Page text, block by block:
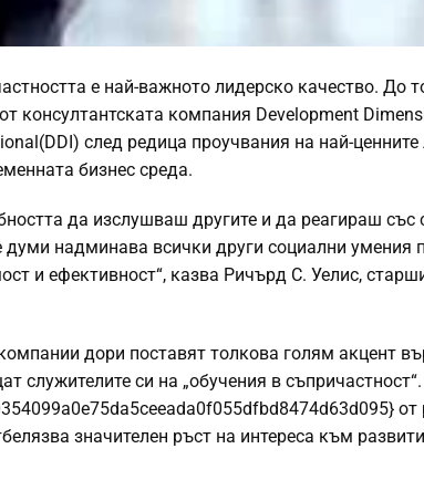
е най-важното лидерско качество. До
консултантската компания Development
след редица проучвания на най-
бизнес среда.
да изслушваш другите и да реагираш със
думи надминава всички други социални умения
и ефективност“, казва Ричърд С. Уелис,
дори поставят толкова голям акцент
служителите си на „обучения в
от
значителен ръст на интереса към